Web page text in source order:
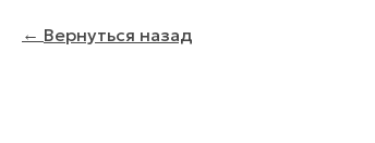
Вернуться назад